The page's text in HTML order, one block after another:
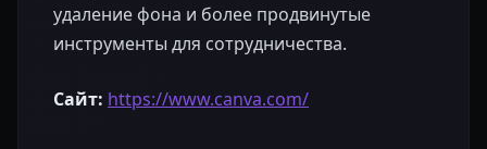
удаление фона и более продвинутые
инструменты для сотрудничества.
Сайт: https://www.canva.com/